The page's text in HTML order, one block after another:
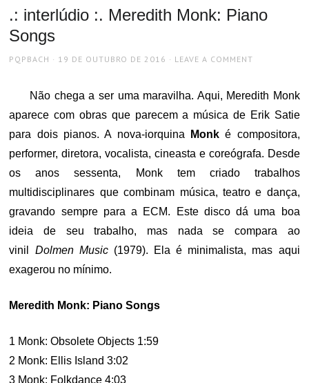
.: interlúdio :. Meredith Monk: Piano
Songs
AUTHOR
PQPBACH
POSTED
19 DE OUTUBRO DE 2016 LEAVE A COMMENT
Não chega a ser uma maravilha. Aqui, Meredith Monk
aparece com obras que parecem a música de Erik Satie
para dois pianos. A nova-iorquina
Monké compositora,
performer, diretora, vocalista, cineasta e coreógrafa. Desde
os anos sessenta, Monk tem criado trabalhos
multidisciplinares que combinam música, teatro e dança,
gravando sempre para a ECM. Este disco dá uma boa
ideia de seu trabalho, mas nada se compara ao
vinil Dolmen Music(1979). Ela é minimalista, mas aqui
exagerou no mínimo.
Meredith Monk: Piano Songs
1 Monk: Obsolete Objects 1:59
2 Monk: Ellis Island 3:02
3 Monk: Folkdance 4:03